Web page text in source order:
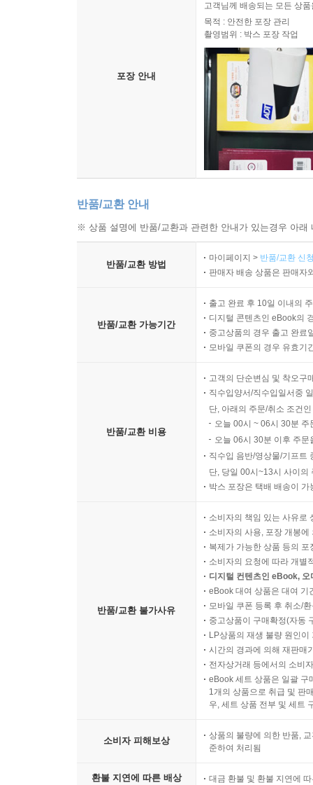
포장 안내
고객님께 배송되는 모든 상
목적 : 안전한 포장 관리
촬영범위 : 박스 포장 작업
반품/교환 안내
※ 상품 설명에 반품/교환과 관련한 안내가 있는경우 아
반품/교환 방법
마이페이지 > 반품/교환 신
판매자 배송 상품은 판매자
반품/교환 가능기간
출고 완료 후 10일 이내의
디지털 콘텐츠인 eBook의
중고상품의 경우 출고 완료
모바일 쿠폰의 경우 유효기
반품/교환 비용
고객의 단순변심 및 착오구
직수입양서/직수입일서중
단, 아래의 주문/취소 조건
오늘 00시 ~ 06시 30분
오늘 06시 30분 이후 주
직수입 음반/영상물/기프트
단, 당일 00시~13시 사이의
박스 포장은 택배 배송이
반품/교환 불가사유
소비자의 책임 있는 사유로
소비자의 사용, 포장 개봉
복제가 가능한 상품 등의
소비자의 요청에 따라 개별
디지털 컨텐츠인 eBook,
eBook 대여 상품은 대여 기
모바일 쿠폰 등록 후 취소/
중고상품이 구매확정(자동
LP상품의 재생 불량 원인
시간의 경과에 의해 재판매
전자상거래 등에서의 소비
eBook 세트 상품은 일괄 구
1개의 상품으로 취급 및 판
우, 세트 상품 전부 및 세트
소비자 피해보상
상품의 불량에 의한 반품,
준하여 처리됨
환불 지연에 따른 배상 대금 환불 및 환불 지연에